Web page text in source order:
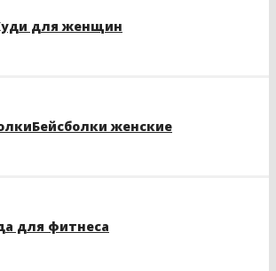
для женщин
Бейсболки женские
для фитнеса